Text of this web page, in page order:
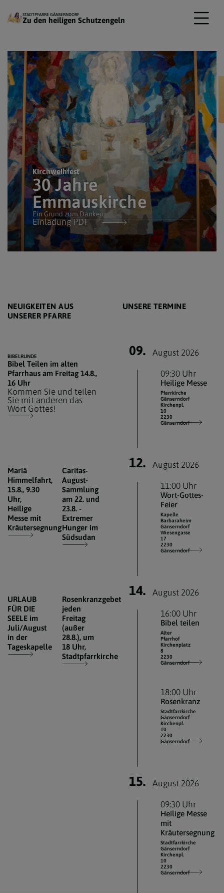
STADTPFARRE GÄNSERNDORF
Zu den heiligen Schutzengeln
Kirchweihfest
30 Jahre
Emmauskirche
Ein Grund zum Danken
Einladung PDF
NEUIGKEITEN AUS
UNSERER PFARRE
BIBELRUNDE
Bibel Teilen im alten
Pfarrhaus am Freitag 14.8.,
16 Uhr
Kommen Sie und teilen
Sie mit anderen das
Wort Gottes!
Mariä
Himmelfahrt,
15.8., 9.30
Uhr,
Heilige
Messe mit
Kräutersegnung
Caritas-
August-
Sammlung
am 22. und
23.8. -
Extremer
Hunger im
Südsudan
URLAUB
FÜR DIE
SEELE im
Juli/August
in der
Tageskapelle
Rosenkranzgebet
jeden
Freitag
(außer
28.8.), um
18 Uhr,
Stadtpfarrkirche
UNSERE TERMINE
09. August 2026
09:30 Uhr
Heilige Messe
Pfarrkirche
Gänserndorf
Kirchenpl.
10
2230
Gänserndorf
12. August 2026
11:00 Uhr
Wort-Gottes-
Feier
Kapelle
Barbaraheim
Gänserndorf
Wiesengasse
17
2230
Gänserndorf
14. August 2026
16:00 Uhr
Bibel teilen
Alter
Pfarrhof
Kirchenplatz
8
2230
Gänserndorf
18:00 Uhr
Rosenkranz
Stadtfarrkirche
Gänserndorf
Kirchenpl.
10
2230
Gänserndorf
15. August 2026
09:30 Uhr
Heilige Messe
mit
Kräutersegnung
Stadtfarrkirche
Gänserndorf
Kirchenpl.
10
2230
Gänserndorf